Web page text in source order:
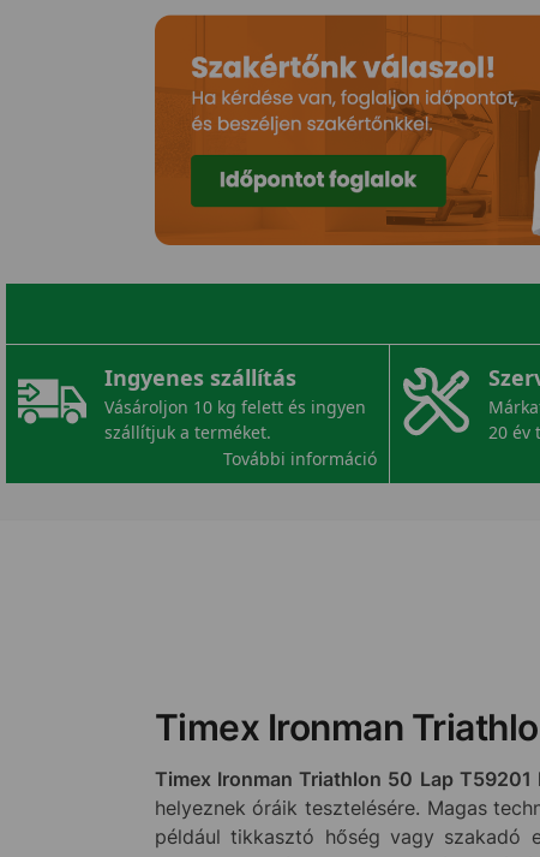
Ingyenes szállítás
Vásároljon 10 kg felett és ingyen
szállítjuk a terméket.
További információ
20 év
Timex Ironman
Timex Ironman Triathlon 50 Lap T59201
helyeznek óráik tesztelésére. Magas
például tikkasztó hőség vagy szakadó